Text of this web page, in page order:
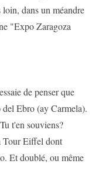
dans un méandre
"Expo Zaragoza
de penser que
Ebro (ay Carmela).
t'en souviens?
Tour Eiffel dont
Et doublé, ou même